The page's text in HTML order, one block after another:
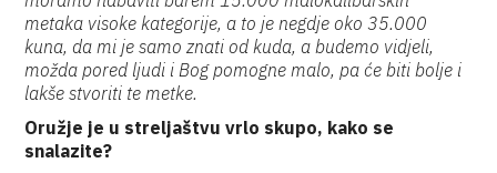
metaka visoke kategorije, a to je negdje oko 35.000
kuna, da mi je samo znati od kuda, a budemo vidjeli,
možda pored ljudi i Bog pomogne malo, pa će biti bolje i
lakše stvoriti te metke.
Oružje je u streljaštvu vrlo skupo, kako se
snalazite?